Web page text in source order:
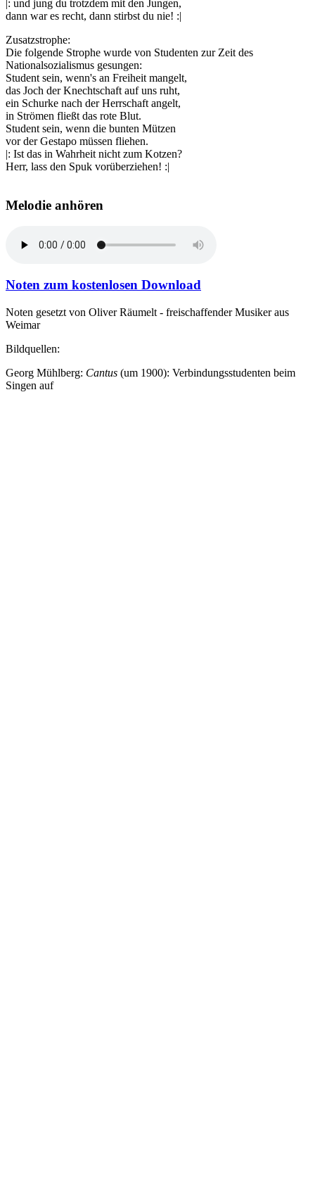
|: und jung du trotzdem mit den Jungen,
dann war es recht, dann stirbst du nie! :|
Zusatzstrophe:
Die folgende Strophe wurde von Studenten zur Zeit des
Nationalsozialismus gesungen:
Student sein, wenn's an Freiheit mangelt,
das Joch der Knechtschaft auf uns ruht,
ein Schurke nach der Herrschaft angelt,
in Strömen fließt das rote Blut.
Student sein, wenn die bunten Mützen
vor der Gestapo müssen fliehen.
|: Ist das in Wahrheit nicht zum Kotzen?
Herr, lass den Spuk vorüberziehen! :|
Melodie anhören
Noten zum kostenlosen Download
Noten gesetzt von Oliver Räumelt - freischaffender Musiker aus
Weimar
Bildquellen:
Georg Mühlberg: Cantus (um 1900): Verbindungsstudenten beim
Singen auf